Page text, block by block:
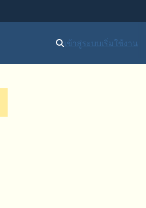
เข้าสู่ระบบเริ่มใช้งาน